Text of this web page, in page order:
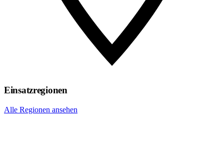
Einsatzregionen
Alle Regionen ansehen